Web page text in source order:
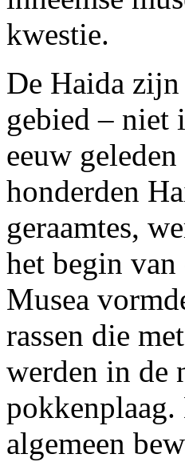
kwestie.
De Haida zijn
gebied – niet
eeuw
honderden
geraamtes,
het begin
Musea
rassen die
werden in de
algemeen